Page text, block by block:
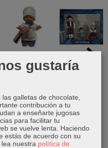
Muñeco
cocinero
17,95 €
Misterio
asturiano
gustaría
galletas de chocolate,
contribución a tu
a enseñarte jugosas
para facilitar tu
se vuelve lenta. Haciendo
estás de acuerdo con su
nuestra política de